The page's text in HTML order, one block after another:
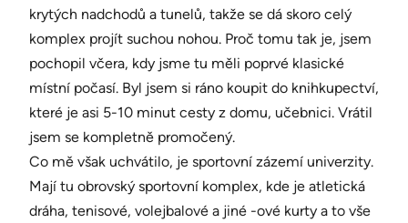
krytých nadchodů a tunelů, takže se dá skoro celý
komplex projít suchou nohou. Proč tomu tak je, jsem
pochopil včera, kdy jsme tu měli poprvé klasické
místní počasí. Byl jsem si ráno koupit do knihkupectví,
které je asi 5-10 minut cesty z domu, učebnici. Vrátil
jsem se kompletně promočený.
Co mě však uchvátilo, je sportovní zázemí univerzity.
Mají tu obrovský sportovní komplex, kde je atletická
dráha, tenisové, volejbalové a jiné -ové kurty a to vše